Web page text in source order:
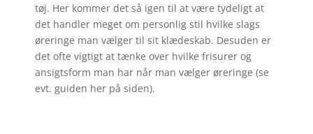
tøj. Her kommer det så igen til at være tydeligt at
det handler meget om personlig stil hvilke slags
øreringe man vælger til sit klædeskab. Desuden er
det ofte vigtigt at tænke over hvilke frisurer og
ansigtsform man har når man vælger øreringe (se
evt. guiden her på siden).